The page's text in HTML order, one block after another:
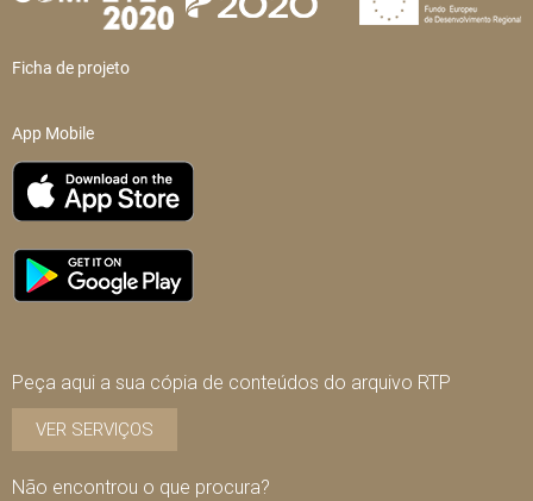
Ficha de projeto
App Mobile
Peça aqui a sua cópia de conteúdos do arquivo RTP
VER SERVIÇOS
Não encontrou o que procura?